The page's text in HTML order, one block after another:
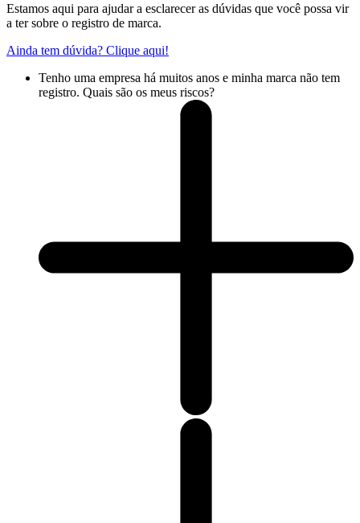
Estamos aqui para ajudar a esclarecer as dúvidas que você possa vir
a ter sobre o registro de marca.
Ainda tem dúvida? Clique aqui!
Tenho uma empresa há muitos anos e minha marca não tem
registro. Quais são os meus riscos?